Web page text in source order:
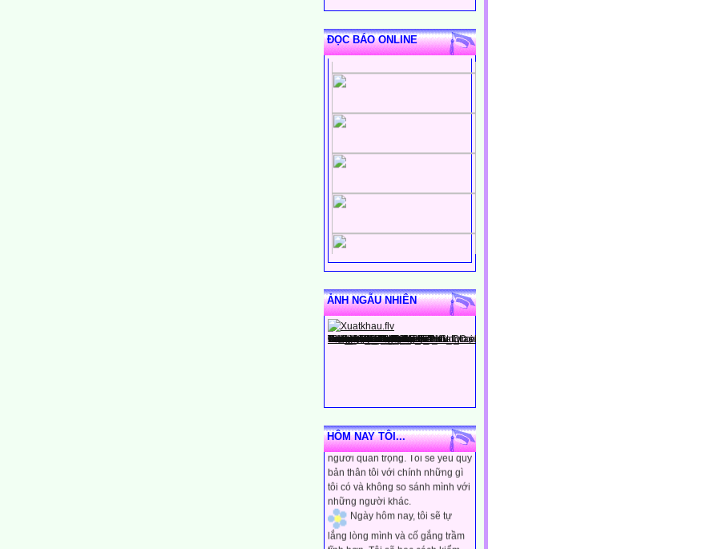
ĐỌC BÁO ONLINE
ẢNH NGẪU NHIÊN
HÔM NAY TÔI...
rằng mình là người đặc biệt, một
người quan trọng. Tôi sẽ yêu quý
bản thân tôi với chính những gì
tôi có và không so sánh mình với
những người khác.
Ngày hôm nay, tôi sẽ tự
lắng lòng mình và cố gắng trầm
tĩnh hơn. Tôi sẽ học cách kiểm